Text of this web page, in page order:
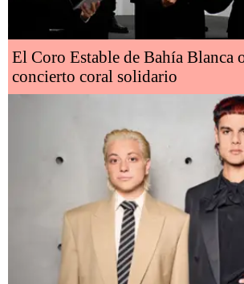
El Coro Estable de Bahía Blanca
concierto coral solidario